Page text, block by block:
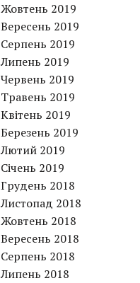
Жовтень 2019
Вересень 2019
Серпень 2019
Липень 2019
Червень 2019
Травень 2019
Квітень 2019
Березень 2019
Лютий 2019
Січень 2019
Грудень 2018
Листопад 2018
Жовтень 2018
Вересень 2018
Серпень 2018
Липень 2018